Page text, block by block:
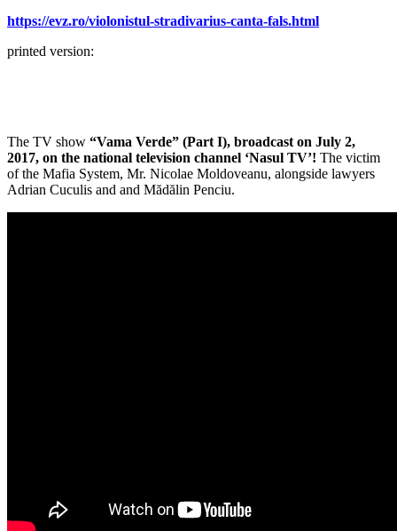
https://evz.ro/violonistul-stradivarius-canta-fals.html
printed version:
The TV show “Vama Verde” (Part I), broadcast on July 2,
2017, on the national television channel ‘Nasul TV’! The victim
of the Mafia System, Mr. Nicolae Moldoveanu, alongside lawyers
Adrian Cuculis and and Mădălin Penciu.